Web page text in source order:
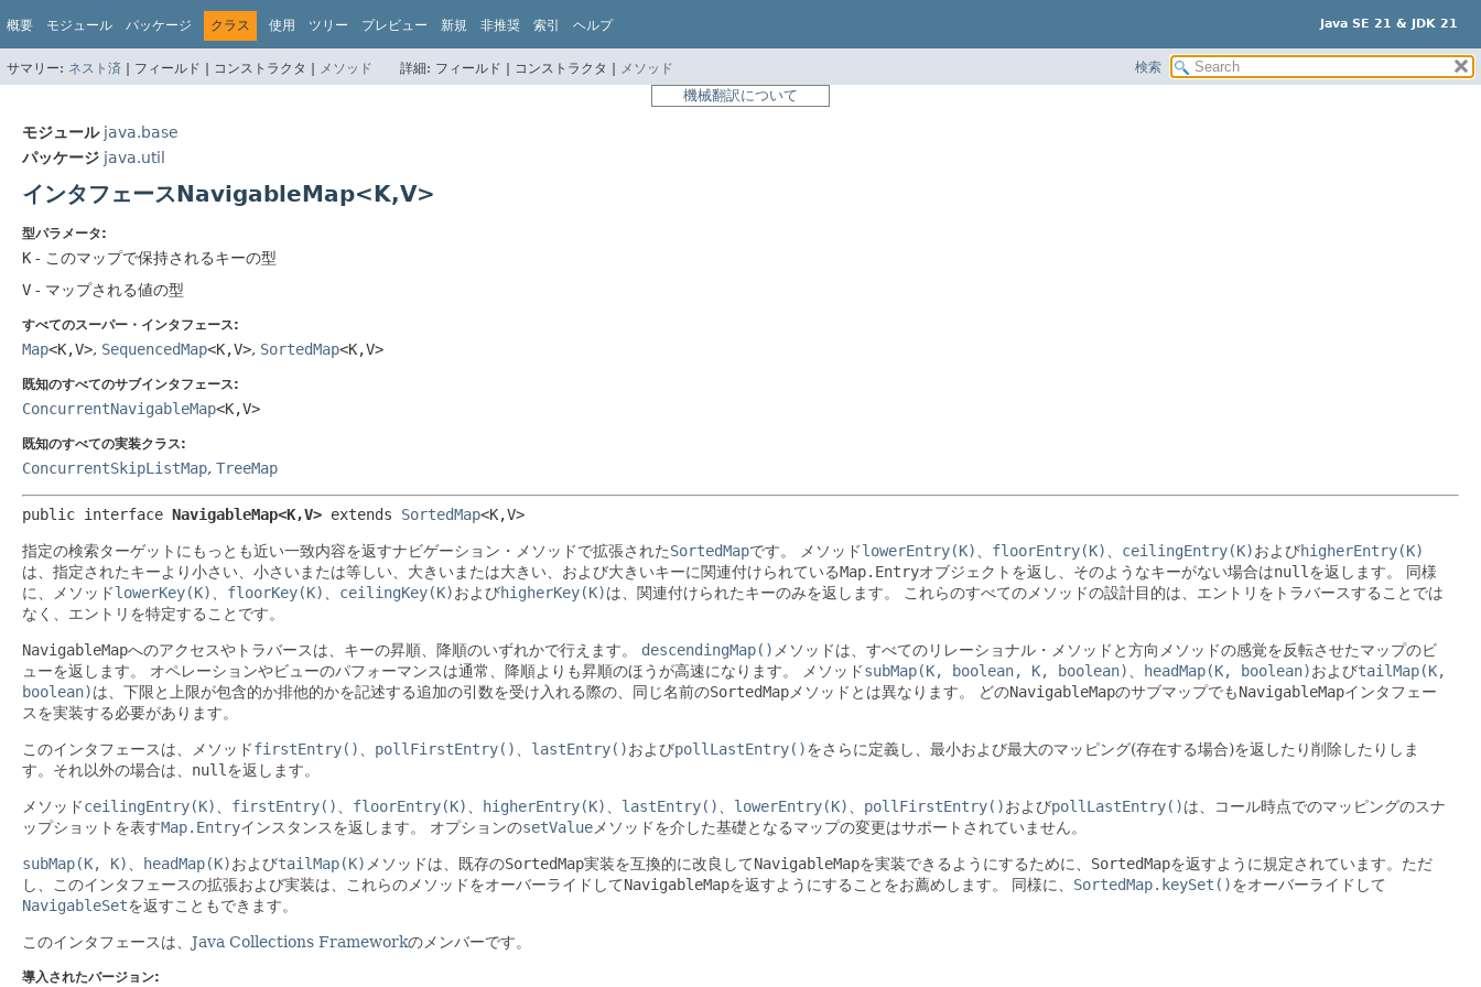
Java SE 21 & JDK 21
概要 モジュール パッケージ クラス 使用 ツリー プレビュー 新規 非推奨 索引 ヘルプ
サマリー: ネスト済 | フィールド | コンストラクタ | メソッド 詳細: フィールド | コンストラクタ | メソッド 検索
機械翻訳について
モジュール java.base
パッケージ java.util
インタフェースNavigableMap<K,V>
型パラメータ:
K - このマップで保持されるキーの型
V - マップされる値の型
すべてのスーパー・インタフェース:
Map<K,V>, SequencedMap<K,V>, SortedMap<K,V>
既知のすべてのサブインタフェース:
ConcurrentNavigableMap<K,V>
既知のすべての実装クラス:
ConcurrentSkipListMap, TreeMap
public interface NavigableMap<K,V> extends SortedMap<K,V>
指定の検索ターゲットにもっとも近い一致内容を返すナビゲーション・メソッドで拡張されたSortedMapです。 メソッドlowerEntry(K) floorEntry(K) ceilingEntry(K)およびhigherEntry(K)
は、指定されたキーより小さい、小さいまたは等しい、大きいまたは大きい、および大きいキーに関連付けられているMap.Entryオブジェクトを返し、そのようなキーがない場合はnull を返します。
同様
に、メソッドlowerKey(K) floorKey(K) ceilingKey(K)およびhigherKey(K)は、関連付けられたキーのみを返します。
これらのすべてのメソッドの設計目的は、エントリをトラバースすることでは
なく、エントリを特定することです。
NavigableMapへのアクセスやトラバースは、キーの昇順、降順のいずれかで行えます。 descendingMap() メソッドは、すべてのリレーショナル・メソッドと方向メソッドの感覚を反転させたマップのビ
ューを返します。
オペレーションやビューのパフォーマンスは通常、降順よりも昇順のほうが高速になります。 メソッドsubMap(K, boolean, K, boolean) headMap(K, boolean)およびtailMap(K,
boolean)は、下限と上限が包含的か排他的かを記述する追加の引数を受け入れる際の、同じ名前のSortedMap メソッドとは異なります。 どのNavigableMapのサブマップでもNavigableMapインタフェー
スを実装する必要があります。
このインタフェースは、メソッドfirstEntry() pollFirstEntry() lastEntry()およびpollLastEntry()をさらに定義し、最小および最大のマッピング(存在する場合)を返したり削除したりしま
す。それ以外の場合は、 null を返します。
メソッドceilingEntry(K) firstEntry() floorEntry(K) higherEntry(K) lastEntry() lowerEntry(K) pollFirstEntry()およびpollLastEntry()は、コール時点でのマッピングのスナ
ップショットを表すMap.Entryインスタンスを返します。 オプションのsetValue メソッドを介した基礎となるマップの変更はサポートされていません。
subMap(K, K) headMap(K)およびtailMap(K) メソッドは、既存のSortedMap実装を互換的に改良してNavigableMapを実装できるようにするために、 SortedMapを返すように規定されています。ただ
し、このインタフェースの拡張および実装は、これらのメソッドをオーバーライドしてNavigableMapを返すようにすることをお薦めします。 同様に、 SortedMap.keySet()をオーバーライドして
NavigableSetを返すこともできます。
このインタフェースは、 Java Collections Frameworkのメンバーです。
導入されたバージョン: